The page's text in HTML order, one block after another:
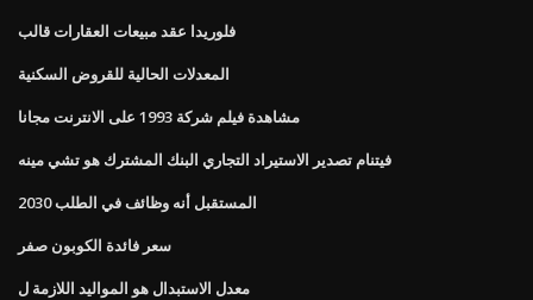
فلوريدا عقد مبيعات العقارات قالب
المعدلات الحالية للقروض السكنية
مشاهدة فيلم شركة 1993 على الانترنت مجانا
فيتنام تصدير الاستيراد التجاري البنك المشترك هو تشي مينه
المستقبل أنه وظائف في الطلب 2030
سعر فائدة الكوبون صفر
معدل الاستبدال هو المواليد اللازمة ل